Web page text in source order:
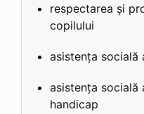
respectarea și
copilului
asistența socială
asistența socială
handicap